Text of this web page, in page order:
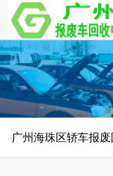
广州海珠区轿车报